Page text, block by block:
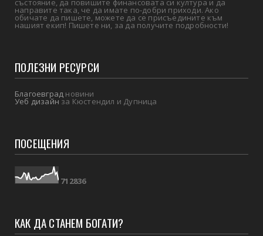
състояние, да повишите финансовата си култура и да
направите така, че да имате по-добри приходи. Ако
обичате да пишете, можете да се присъедините към
нашият екип! Пишете ни, за да получите подробности!
ПОЛЕЗНИ РЕСУРСИ
Благоевград новини
Уеб дизайнза Кюстендил и Дупница
ПОСЕЩЕНИЯ
71 2836
КАК ДА СТАНЕМ БОГАТИ?